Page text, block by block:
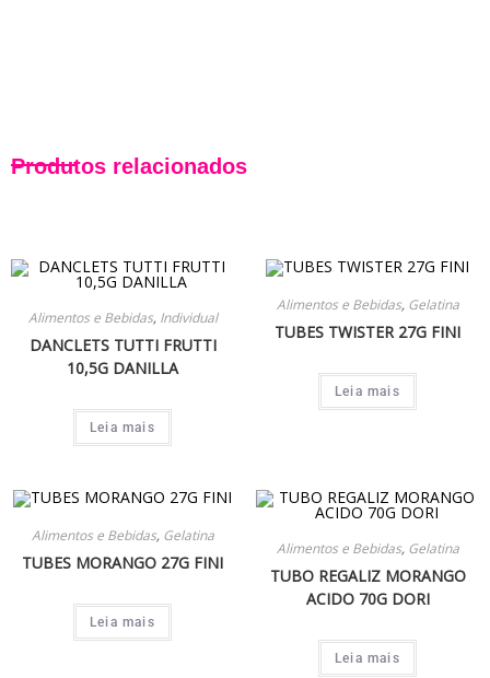
Produtos relacionados
Alimentos e Bebidas, Individual
DANCLETS TUTTI FRUTTI
10,5G DANILLA
Leia mais
Alimentos e Bebidas, Gelatina
TUBES TWISTER 27G FINI
Leia mais
Alimentos e Bebidas, Gelatina
TUBES MORANGO 27G FINI
Leia mais
Alimentos e Bebidas, Gelatina
TUBO REGALIZ MORANGO
ACIDO 70G DORI
Leia mais